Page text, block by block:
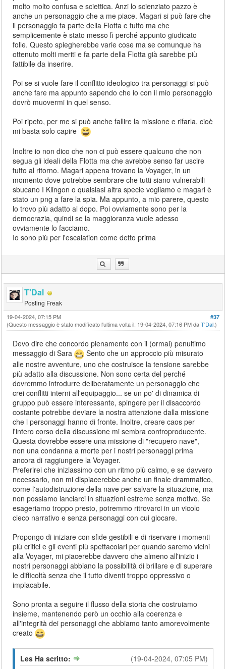
molto molto confusa e sciettica. Anzi lo scienziato pazzo è
anche un personaggio che a me piace. Magari si può fare che
il personaggio fa parte della Flotta e tutto ma che
semplicemente è stato messo lì perché appunto giudicato
folle. Questo spiegherebbe varie cose ma se comunque ha
ottenuto molti meriti e fa parte della Flotta già sarebbe più
fattibile da inserire.
Poi se si vuole fare il conflitto ideologico tra personaggi si può
anche fare ma appunto sapendo che io con il mio personaggio
dovrò muovermi in quel senso.
Poi ripeto, per me si può anche fallire la missione e rifarla, cioè
mi basta solo capire
Inoltre io non dico che non ci può essere qualcuno che non
segua gli ideali della Flotta ma che avrebbe senso far uscire
tutto al ritorno. Magari appena trovano la Voyager, in un
momento dove potrebbe sembrare che tutti siano vulnerabili
sbucano I Klingon o qualsiasi altra specie vogliamo e magari è
stato un png a fare la spia. Ma appunto, a mio parere, questo
lo trovo più adatto al dopo. Poi ovviamente sono per la
democrazia, quindi se la maggioranza vuole adesso
ovviamente lo facciamo.
Io sono più per l'escalation come detto prima
T'Dal
Posting Freak
#37
19-04-2024, 07:15 PM
(Questo messaggio è stato modificato l'ultima volta il: 19-04-2024, 07:16 PM daT'Dal.)
Devo dire che concordo pienamente con il (ormai) penultimo
messaggio di Sara
Sento che un approccio più misurato
alle nostre avventure, uno che costruisce la tensione sarebbe
più adatto alla discussione. Non sono certa del perché
dovremmo introdurre deliberatamente un personaggio che
crei conflitti interni all'equipaggio... se un po' di dinamica di
gruppo può essere interessante, spingere per il disaccordo
costante potrebbe deviare la nostra attenzione dalla missione
che i personaggi hanno di fronte. Inoltre, creare caos per
l'intero corso della discussione mi sembra controproducente.
Questa dovrebbe essere una missione di "recupero nave",
non una condanna a morte per i nostri personaggi prima
ancora di raggiungere la Voyager.
Preferirei che iniziassimo con un ritmo più calmo, e se davvero
necessario, non mi dispiacerebbe anche un finale drammatico,
come l'autodistruzione della nave per salvare la situazione, ma
non possiamo lanciarci in situazioni estreme senza motivo. Se
esageriamo troppo presto, potremmo ritrovarci in un vicolo
cieco narrativo e senza personaggi con cui giocare.
Propongo di iniziare con sfide gestibili e di riservare i momenti
più critici e gli eventi più spettacolari per quando saremo vicini
alla Voyager, mi piacerebbe davvero che almeno all'inizio i
nostri personaggi abbiano la possibilità di brillare e di superare
le difficoltà senza che il tutto diventi troppo oppressivo o
implacabile.
Sono pronta a seguire il flusso della storia che costruiamo
insieme, mantenendo però un occhio alla coerenza e
all'integrità dei personaggi che abbiamo tanto amorevolmente
creato
(19-04-2024, 07:05 PM)
Les Ha scritto: